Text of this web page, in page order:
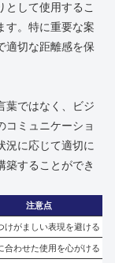
として使用するこ
す。特に重要な案
適切な距離感を保
葉ではなく、ビジ
コミュニケーショ
況に応じて適切に
築することができ
注意点
けがましい表現を避ける
合わせた使用を心がける